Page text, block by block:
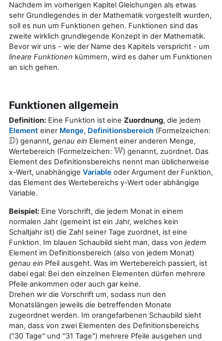
Nachdem im vorherigen Kapitel Gleichungen als etwas
sehr Grundlegendes in der Mathematik vorgestellt wurden,
soll es nun um Funktionen gehen. Funktionen sind das
zweite wirklich grundlegende Konzept in der Mathematik.
Bevor wir uns - wie der Name des Kapitels verspricht - um
lineare Funktionen kümmern, wird es daher um Funktionen
an sich gehen.
Funktionen allgemein
Definition: Eine Funktion ist eine Zuordnung, die jedem
Element einer Menge, Definitionsbereich (Formelzeichen:
D
D ) genannt, genau ein Element einer anderen Menge,
Wertebereich (Formelzeichen: W
W ) genannt, zuordnet. Das
Element des Definitionsbereichs nennt man üblicherweise
x-Wert, unabhängige Variable oder Argument der Funktion,
das Element des Wertebereichs y-Wert oder abhängige
Variable.
Beispiel: Eine Vorschrift, die jedem Monat in einem
normalen Jahr (gemeint ist ein Jahr, welches kein
Schaltjahr ist) die Zahl seiner Tage zuordnet, ist eine
Funktion. Im blauen Schaubild sieht man, dass von jedem
Element im Definitionsbereich (also von jedem Monat)
genau ein Pfeil ausgeht. Was im Wertebereich passiert, ist
dabei egal: Bei den einzelnen Elementen dürfen mehrere
Pfeile ankommen oder auch gar keine.
Drehen wir die Vorschrift um, sodass nun den
Monatslängen jeweils die betreffenden Monate
zugeordnet werden. Im orangefarbenen Schaubild sieht
man, dass von zwei Elementen des Definitionsbereichs
("30 Tage" und "31 Tage") mehrere Pfeile ausgehen und